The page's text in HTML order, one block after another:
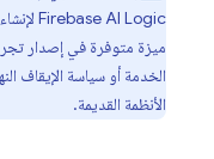
Firebase AI Logic
ميزة متوفرة في إصدار
الخدمة أو سياسة الإيقاف
الأنظمة القديمة.